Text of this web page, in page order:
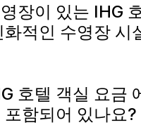
장이 있는 IHG
적인 수영장 시
호텔 객실 요금
포함되어 있나요?